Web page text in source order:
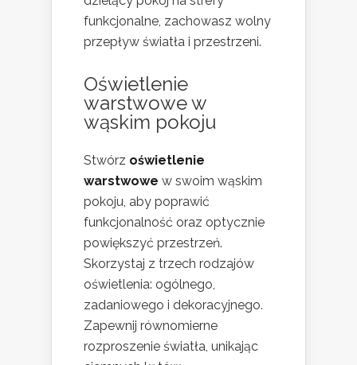
funkcjonalne, zachowasz wolny
przepływ światła i przestrzeni.
Oświetlenie
warstwowe w
wąskim pokoju
Stwórz oświetlenie
warstwowe w swoim wąskim
pokoju, aby poprawić
funkcjonalność oraz optycznie
powiększyć przestrzeń.
Skorzystaj z trzech rodzajów
oświetlenia: ogólnego,
zadaniowego i dekoracyjnego.
Zapewnij równomierne
rozproszenie światła, unikając